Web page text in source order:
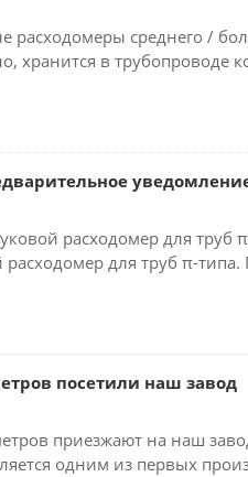
среднего /
хранится в трубопроводе
расходомер для труб
для труб π-типа.
посетили наш завод
приезжают на наш
одним из первых